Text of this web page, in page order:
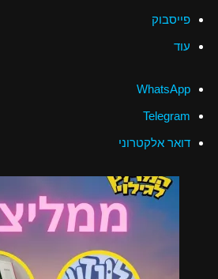
פייסבוק
עוד
WhatsApp
Telegram
דואר אלקטרוני